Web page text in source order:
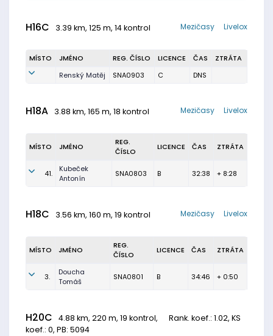
H16C 3.39 km, 125 m, 14 kontrol Livelox
Mezičasy
MÍSTO JMÉNO REG. ČÍSLO LICENCE ČAS
ZTRÁTA
Renský Matěj
SNA0903 C DNS
H18A 3.88 km, 165 m, 18 kontrol Livelox
Mezičasy
MÍSTO JMÉNO
REG.
ČÍSLO
LICENCE ČAS ZTRÁTA
41.
Kubeček
Antonín
SNA0803 B 32:38 + 8:28
H18C 3.56 km, 160 m, 19 kontrol Livelox
Mezičasy
MÍSTO JMÉNO
REG.
ČÍSLO
LICENCE ČAS ZTRÁTA
3.
Doucha
Tomáš
SNA0801 B 34:46 + 0:50
H20C 4.88 km, 220 m, 19 kontrol, Rank. koef.: 1.02, KS
koef.: 0, PB: 5094